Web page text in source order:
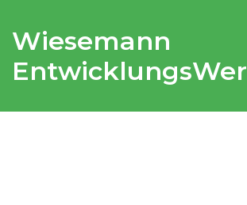
Wiesemann